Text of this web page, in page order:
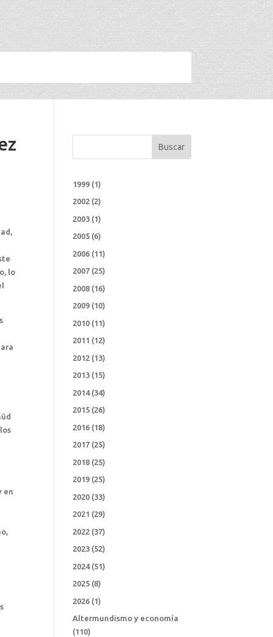
lo
en
Buscar
1999 (1)
2002 (2)
2003 (1)
2005 (6)
2006 (11)
2007 (25)
2008 (16)
2009 (10)
2010 (11)
2011 (12)
2012 (13)
2013 (15)
2014(34)
2015 (26)
2016 (18)
2017 (25)
2018 (25)
2019 (25)
2020 (33)
2021 (29)
2022 (37)
2023 (52)
2024(51)
2025 (8)
2026 (1)
Altermundismo y economía
(110)